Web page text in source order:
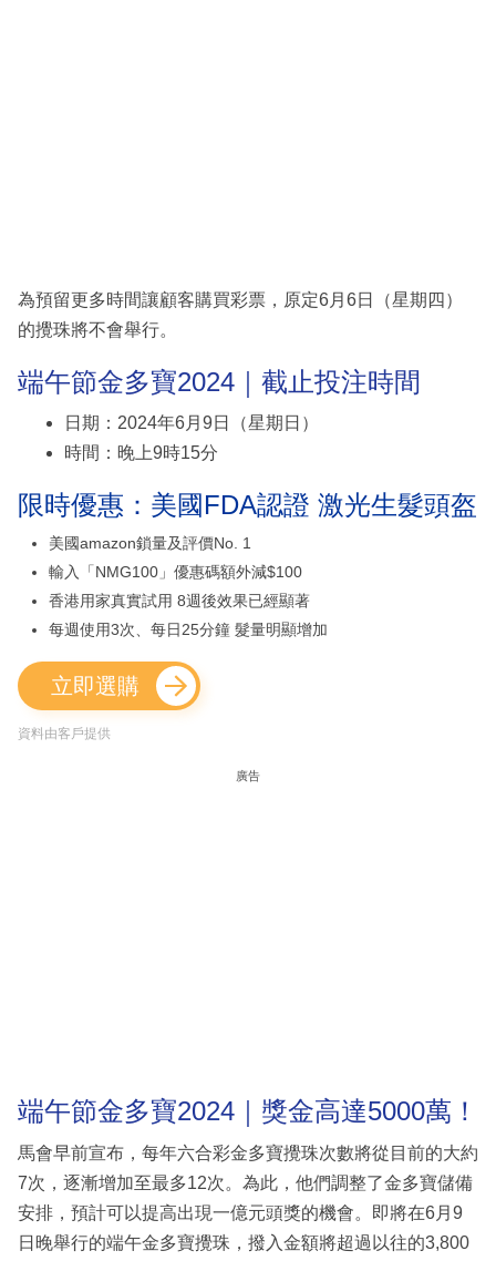
為預留更多時間讓顧客購買彩票，原定6月6日（星期四）
的攪珠將不會舉行。
端午節金多寶2024｜截止投注時間
日期：2024年6月9日（星期日）
時間：晚上9時15分
限時優惠：美國FDA認證 激光生髮頭盔
美國amazon鎖量及評價No. 1
輸入「NMG100」優惠碼額外減$100
香港用家真實試用 8週後效果已經顯著
每週使用3次、每日25分鐘 髮量明顯增加
立即選購
資料由客戶提供
廣告
端午節金多寶2024｜獎金高達5000萬！
馬會早前宣布，每年六合彩金多寶攪珠次數將從目前的大約
7次，逐漸增加至最多12次。為此，他們調整了金多寶儲備
安排，預計可以提高出現一億元頭獎的機會。即將在6月9
日晚舉行的端午金多寶攪珠，撥入金額將超過以往的3,800